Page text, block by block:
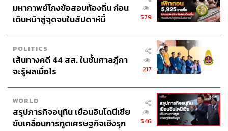
มหากาพย์โกงข้อสอบท้องถิ่น ก่อน
เดินหน้าสู่จุดจบในสัปดาห์นี้
579
POLITICS
เส้นทางคดี 44 สส. ในชั้นศาลฎีกา
จะรู้ผลเมื่อไร
217
WORLD
สรุปภารกิจอนุทิน เยือนอินโดนีเซีย
ขับเคลื่อนการทูตเศรษฐกิจเชิงรุก
546